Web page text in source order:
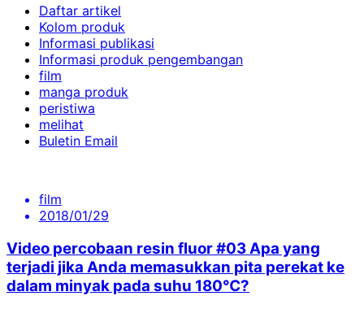
Daftar artikel
Kolom produk
Informasi publikasi
Informasi produk pengembangan
film
manga produk
peristiwa
melihat
Buletin Email
film
2018/01/29
Video percobaan resin fluor #03 Apa yang
terjadi jika Anda memasukkan pita perekat ke
dalam minyak pada suhu 180℃?